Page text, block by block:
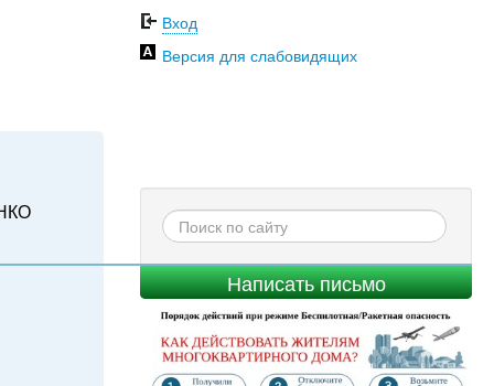
Вход
Версия для слабовидящих
Написать письмо